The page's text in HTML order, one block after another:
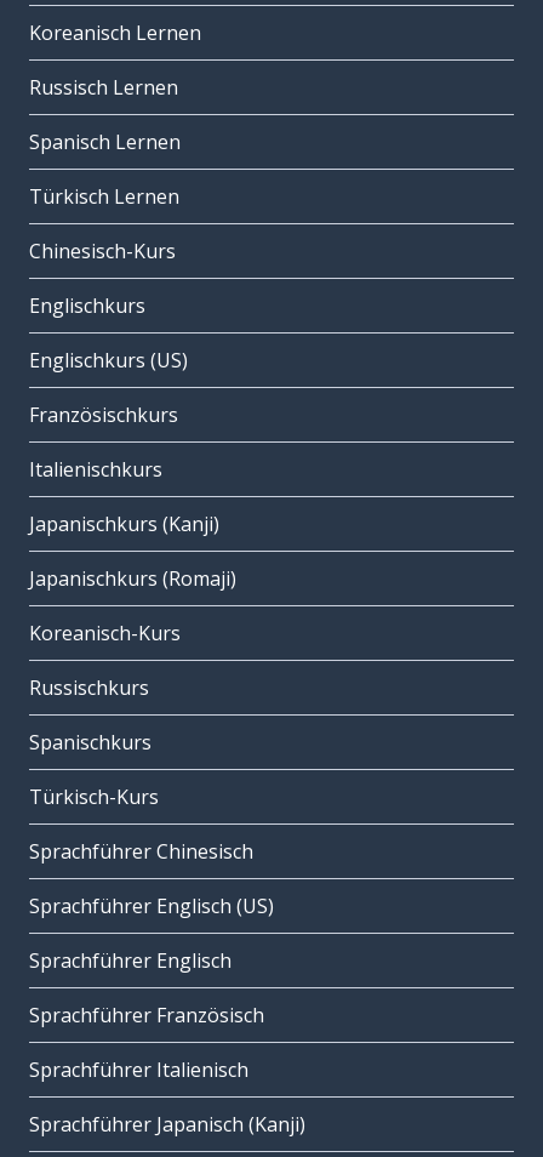
Koreanisch Lernen
Russisch Lernen
Spanisch Lernen
Türkisch Lernen
Chinesisch-Kurs
Englischkurs
Englischkurs (US)
Französischkurs
Italienischkurs
Japanischkurs (Kanji)
Japanischkurs (Romaji)
Koreanisch-Kurs
Russischkurs
Spanischkurs
Türkisch-Kurs
Sprachführer Chinesisch
Sprachführer Englisch (US)
Sprachführer Englisch
Sprachführer Französisch
Sprachführer Italienisch
Sprachführer Japanisch (Kanji)